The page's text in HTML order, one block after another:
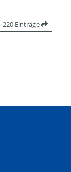
220 Einträge